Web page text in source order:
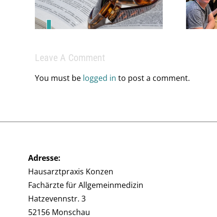
braucht ein starkes
Team.
Leave A Comment
You must be logged in to post a comment.
Adresse:
Hausarztpraxis Konzen
Fachärzte für Allgemeinmedizin
Hatzevennstr. 3
52156 Monschau